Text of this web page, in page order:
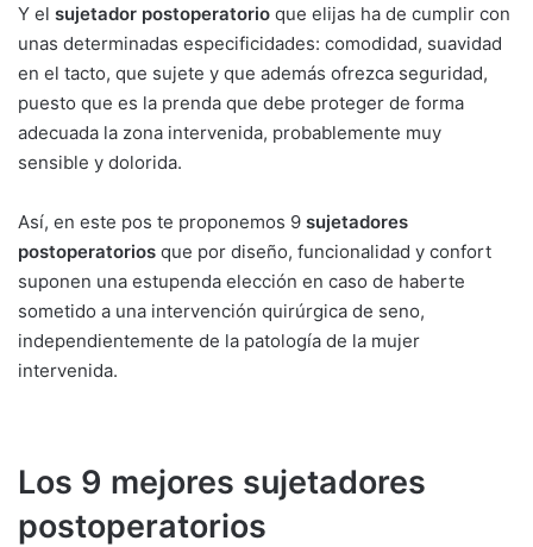
Y el sujetador postoperatorio que elijas ha de cumplir con
unas determinadas especificidades: comodidad, suavidad
en el tacto, que sujete y que además ofrezca seguridad,
puesto que es la prenda que debe proteger de forma
adecuada la zona intervenida, probablemente muy
sensible y dolorida.
Así, en este pos te proponemos 9 sujetadores
postoperatorios que por diseño, funcionalidad y confort
suponen una estupenda elección en caso de haberte
sometido a una intervención quirúrgica de seno,
independientemente de la patología de la mujer
intervenida.
Los 9 mejores sujetadores
postoperatorios